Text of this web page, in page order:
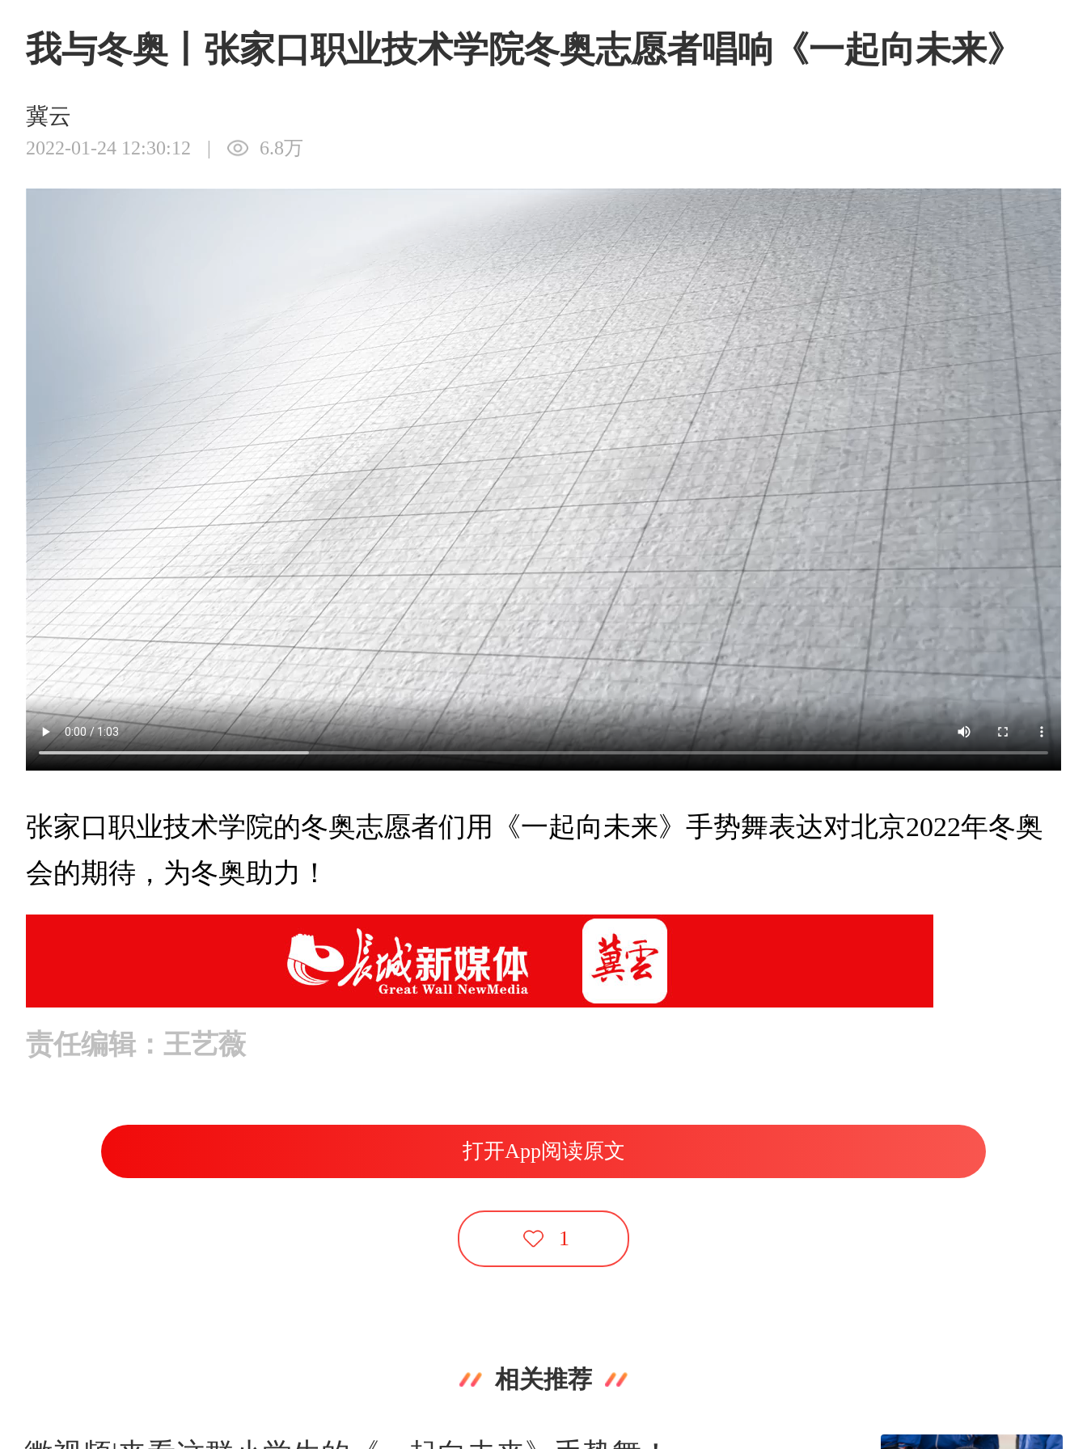
我与冬奥丨张家口职业技术学院冬奥志愿者唱响《一起向未来》
冀云
2022-01-24 12:30:12 | 6.8万
张家口职业技术学院的冬奥志愿者们用《一起向未来》手势舞表达对北京2022年冬奥
会的期待，为冬奥助力！
责任编辑：王艺薇
打开App阅读原文
1
相关推荐